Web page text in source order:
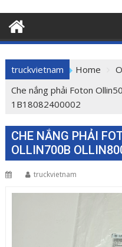
truckvietnam Home
Che nắng phải Foton
1B18082400002
CHE NẮNG PHẢI
OLLIN700B
truckvietnam